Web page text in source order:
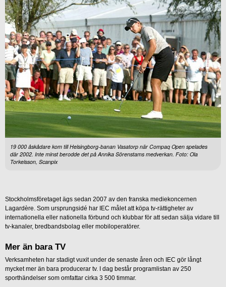
19 000 åskådare kom till Helsingborg-banan Vasatorp när Compaq Open spelades
där 2002. Inte minst berodde det på Annika Sörenstams medverkan. Foto: Ola
Torkelsson, Scanpix
Stockholmsföretaget ägs sedan 2007 av den franska mediekoncernen
Lagardère. Som ursprungsidé har IEC målet att köpa tv-rättigheter av
internationella eller nationella förbund och klubbar för att sedan sälja vidare till
tv-kanaler, bredbandsbolag eller mobiloperatörer.
Mer än bara TV
Verksamheten har stadigt vuxit under de senaste åren och IEC gör långt
mycket mer än bara producerar tv. I dag består programlistan av 250
sporthändelser som omfattar cirka 3 500 timmar.